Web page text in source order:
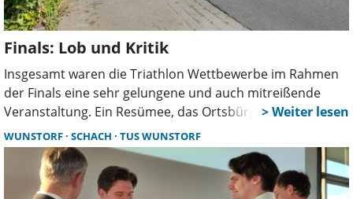
Finals: Lob und Kritik
Insgesamt waren die Triathlon Wettbewerbe im Rahmen
der Finals eine sehr gelungene und auch mitreißende
Veranstaltung. Ein Resümee, das Ortsbürgermeisterin
Christiane Schweer und Projektleiter Rüdiger Sauer von
der Deutschen Triathlon Union (DTU) im Nachgang
übereinstimmend trafen. Etwas Kritik gab es aber auch.
WUNSTORF SCHACH TUS WUNSTORF